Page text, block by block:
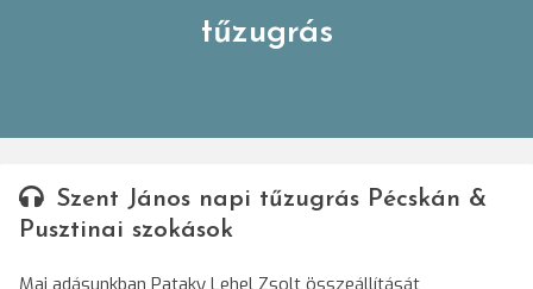
tűzugrás
Szent János napi tűzugrás Pécskán &
Pusztinai szokások
Mai adásunkban Pataky Lehel Zsolt összeállítását